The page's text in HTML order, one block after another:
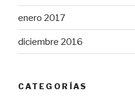
enero 2017
diciembre 2016
CATEGORÍAS